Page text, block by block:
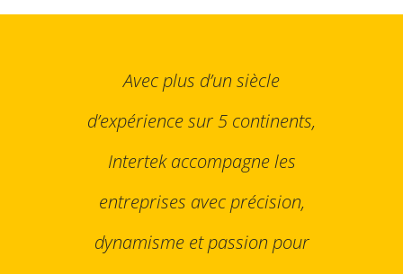
Avec plus d’un siècle
d’expérience sur 5 continents,
Intertek accompagne les
entreprises avec précision,
dynamisme et passion pour